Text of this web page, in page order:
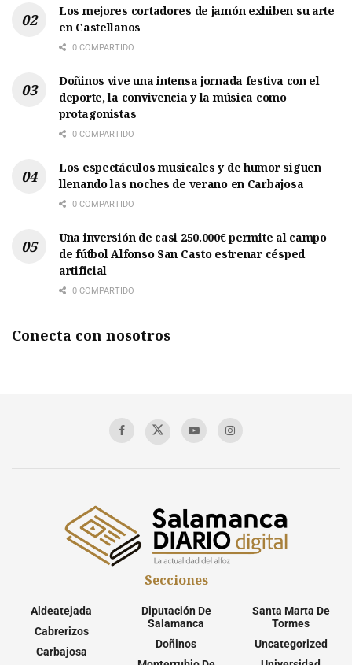
Los mejores cortadores de jamón exhiben su arte
en Castellanos
0 COMPARTIDO
Doñinos vive una intensa jornada festiva con el
deporte, la convivencia y la música como
protagonistas
0 COMPARTIDO
Los espectáculos musicales y de humor siguen
llenando las noches de verano en Carbajosa
0 COMPARTIDO
Una inversión de casi 250.000€ permite al campo
de fútbol Alfonso San Casto estrenar césped
artificial
0 COMPARTIDO
Conecta con nosotros
Secciones
Aldeatejada
Cabrerizos
Carbajosa
Diputación De
Salamanca
Doñinos
Santa Marta De
Tormes
Uncategorized